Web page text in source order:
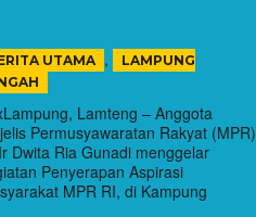
UTAMA ,
LAMPUNG
Lamteng – Anggota
Permusyawaratan Rakyat (MPR)
Dwita Ria Gunadi menggelar
Penyerapan Aspirasi
MPR RI, di Kampung